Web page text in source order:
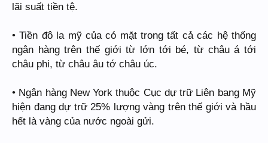
lãi suất tiền tệ.
• Tiền đô la mỹ của có mặt trong tất cả các hệ thống
ngân hàng trên thế giới từ lớn tới bé, từ châu á tới
châu phi, từ châu âu tớ châu úc.
• Ngân hàng New York thuộc Cục dự trữ Liên bang Mỹ
hiện đang dự trữ 25% lượng vàng trên thế giới và hầu
hết là vàng của nước ngoài gửi.